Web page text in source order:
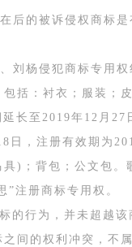
的被诉侵权商标
刘杨侵犯商标专用
括：衬衣；服装
长至2019年12月
日，注册有效期为
；背包；公文包。
注册商标专用权。
的行为，并未超越
间的权利冲突，不